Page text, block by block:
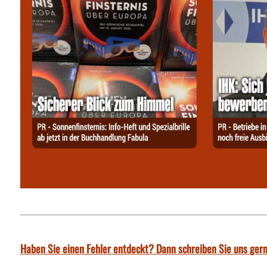
Haben Sie einen Fehler entdeckt? Dann schreiben Sie uns